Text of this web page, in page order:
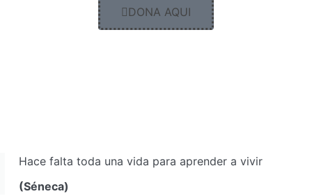
DONA AQUI
Hace falta toda una vida para aprender a vivir
(Séneca)